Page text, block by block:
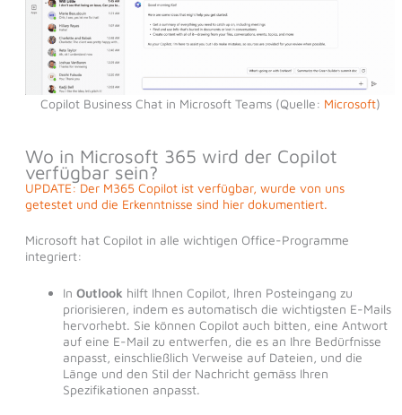
Copilot Business Chat in Microsoft Teams (Quelle: Microsoft)
Wo in Microsoft 365 wird der Copilot
verfügbar sein?
UPDATE: Der M365 Copilot ist verfügbar, wurde von uns
getestet und die Erkenntnisse sind hier dokumentiert.
Microsoft hat Copilot in alle wichtigen Office-Programme
integriert:
In Outlook hilft Ihnen Copilot, Ihren Posteingang zu
priorisieren, indem es automatisch die wichtigsten E-Mails
hervorhebt. Sie können Copilot auch bitten, eine Antwort
auf eine E-Mail zu entwerfen, die es an Ihre Bedürfnisse
anpasst, einschließlich Verweise auf Dateien, und die
Länge und den Stil der Nachricht gemäss Ihren
Spezifikationen anpasst.